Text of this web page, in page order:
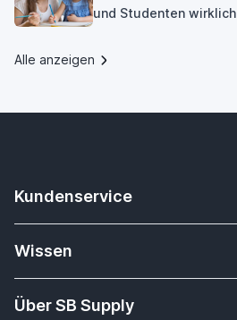
und Studenten wirklich
Alle anzeigen
Kundenservice
Kontakt
Versandkosten & Lieferung
Wissen
Apple Watch Armbänder Datenbank
Über SB Supply